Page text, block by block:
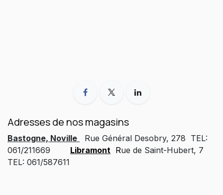
Adresses de nos magasins
Bastogne, Noville
Rue Général Desobry, 278 TEL:
061/211669
Libramont Rue de Saint-Hubert, 7
TEL: 061/587611